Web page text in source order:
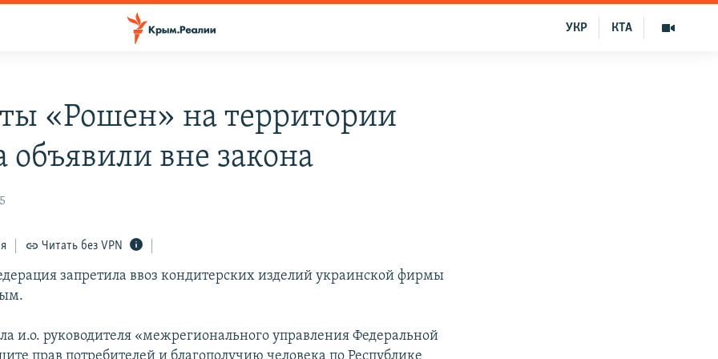
КТА
УКР
«Рошен» на территории
вне закона
Читать без VPN
запретила ввоз кондитерских изделий украинской фирмы
и.о. руководителя «межрегионального управления Федеральной